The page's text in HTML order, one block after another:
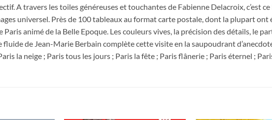
A travers les toiles généreuses et touchantes de Fabienne Delacroix, c’est
universel. Près de 100 tableaux au format carte postale, dont la plupart ont
animé de la Belle Epoque. Les couleurs vives, la précision des détails, le
de Jean-Marie Berbain complète cette visite en la saupoudrant
la neige ; Paris tous les jours ; Paris la fête ; Paris flânerie ; Paris éternel ;